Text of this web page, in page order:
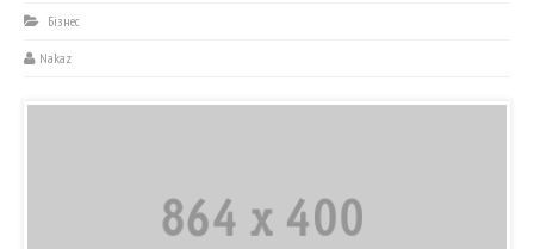
Бізнес
Nakaz